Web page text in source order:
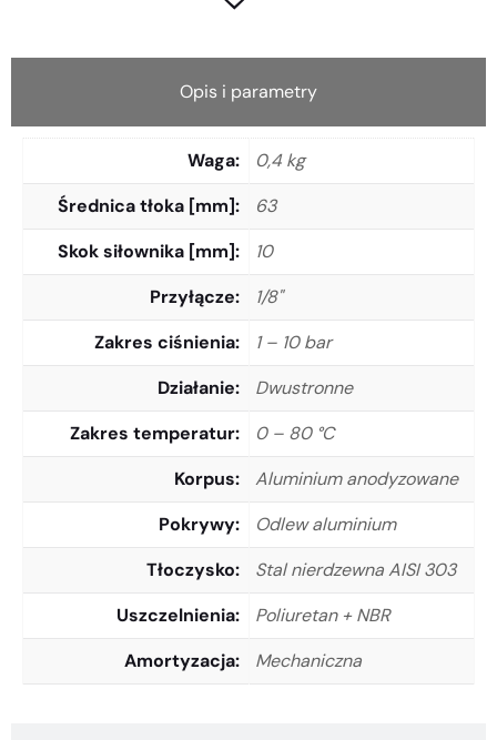
Opis i parametry
Waga
0,4 kg
Średnica tłoka [mm]
63
Skok siłownika [mm]
10
Przyłącze
1/8"
Zakres ciśnienia
1 – 10 bar
Działanie
Dwustronne
Zakres temperatur
0 – 80 °C
Korpus
Aluminium anodyzowane
Pokrywy
Odlew aluminium
Tłoczysko
Stal nierdzewna AISI 303
Uszczelnienia
Poliuretan + NBR
Amortyzacja
Mechaniczna